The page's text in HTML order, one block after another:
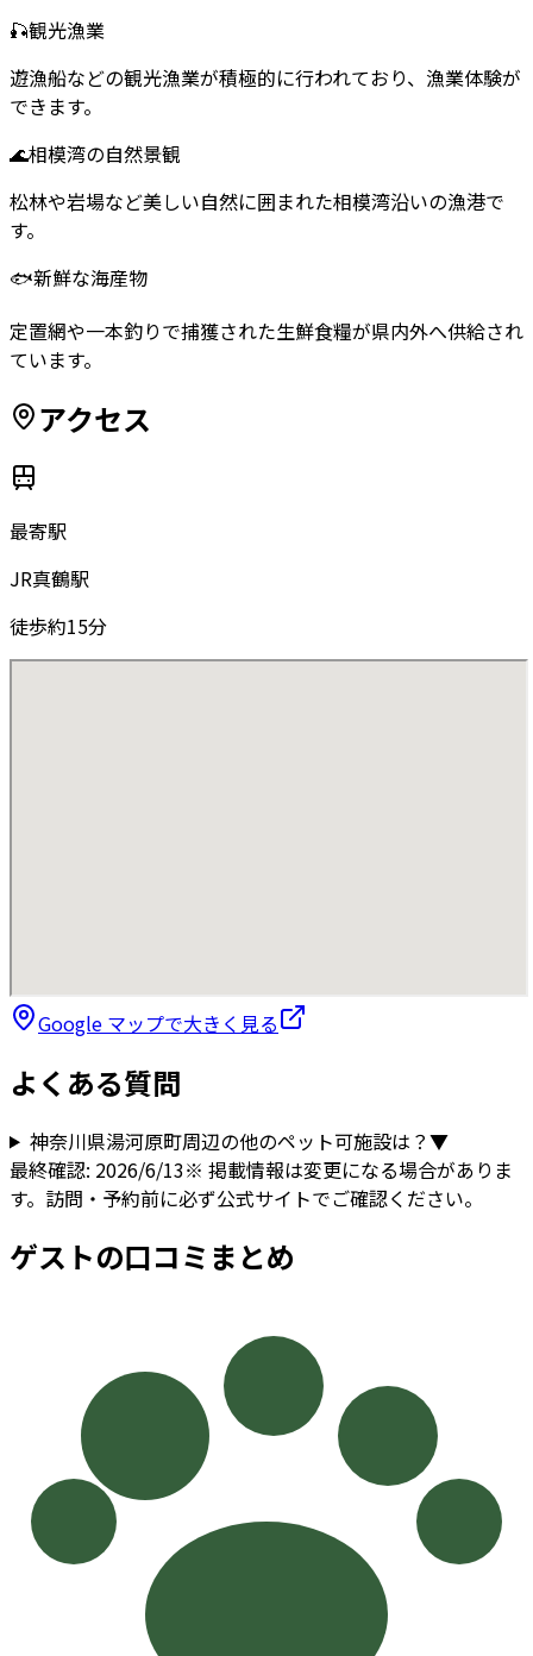
🎣観光漁業
遊漁船などの観光漁業が積極的に行われており、漁業体験が
できます。
🌊相模湾の自然景観
松林や岩場など美しい自然に囲まれた相模湾沿いの漁港で
す。
🐟新鮮な海産物
定置網や一本釣りで捕獲された生鮮食糧が県内外へ供給され
ています。
アクセス
最寄駅
JR真鶴駅
徒歩約15分
Google マップで大きく見る
よくある質問
神奈川県湯河原町周辺の他のペット可施設は？▼
最終確認: 2026/6/13※ 掲載情報は変更になる場合がありま
す。訪問・予約前に必ず公式サイトでご確認ください。
ゲストの口コミまとめ